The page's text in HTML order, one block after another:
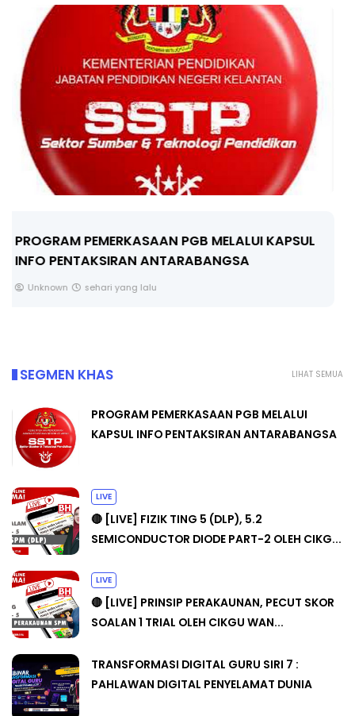
🔴 [LIVE] FIZIK TING 5 (DLP), 5.2
SEMICONDUCTOR DIODE PART-2 OLEH CIKG...
LIHAT SEMUA
SEGMEN KHAS
PROGRAM PEMERKASAAN PGB MELALUI
KAPSUL INFO PENTAKSIRAN ANTARABANGSA
LIVE
🔴 [LIVE] FIZIK TING 5 (DLP), 5.2
SEMICONDUCTOR DIODE PART-2 OLEH CIKG...
LIVE
🔴 [LIVE] PRINSIP PERAKAUNAN, PECUT SKOR
SOALAN 1 TRIAL OLEH CIKGU WAN...
TRANSFORMASI DIGITAL GURU SIRI 7 :
PAHLAWAN DIGITAL PENYELAMAT DUNIA